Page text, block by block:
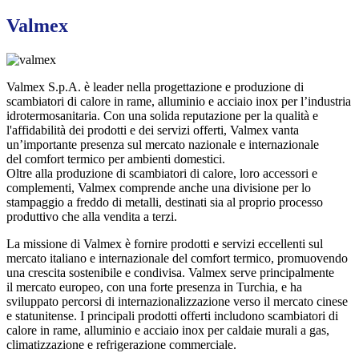
Valmex
Valmex S.p.A. è leader nella progettazione e produzione di
scambiatori di calore in rame, alluminio e acciaio inox per l’industria
idrotermosanitaria. Con una solida reputazione per la qualità e
l'affidabilità dei prodotti e dei servizi offerti, Valmex vanta
un’importante presenza sul mercato nazionale e internazionale
del comfort termico per ambienti domestici.
Oltre alla produzione di scambiatori di calore, loro accessori e
complementi, Valmex comprende anche una divisione per lo
stampaggio a freddo di metalli, destinati sia al proprio processo
produttivo che alla vendita a terzi.
La missione di Valmex è fornire prodotti e servizi eccellenti sul
mercato italiano e internazionale del comfort termico, promuovendo
una crescita sostenibile e condivisa. Valmex serve principalmente
il mercato europeo, con una forte presenza in Turchia, e ha
sviluppato percorsi di internazionalizzazione verso il mercato cinese
e statunitense. I principali prodotti offerti includono scambiatori di
calore in rame, alluminio e acciaio inox per caldaie murali a gas,
climatizzazione e refrigerazione commerciale.